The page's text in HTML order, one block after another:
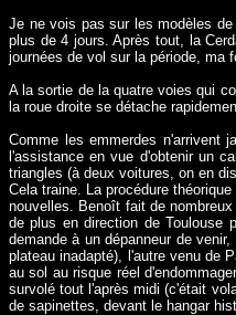
Je ne vois pas sur les modèles
plus de 4 jours. Après tout, la
journées de vol sur la période, ma
A la sortie de la quatre voies qui
la roue droite se détache
Comme les emmerdes n'arrivent
l'assistance en vue d'obtenir un
triangles (à deux voitures, on en
Cela traine. La procédure
nouvelles. Benoît fait de
de plus en direction de Toulouse
demande à un dépanneur de
plateau inadapté), l'autre venu de
au sol au risque réel
survolé tout l'après midi (c'était
de sapinettes, devant le hangar